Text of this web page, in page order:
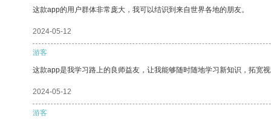
这款app的用户群体非常庞大，我可以结识到来自世界各地的朋友。
2024-05-12
游客
这款app是我学习路上的良师益友，让我能够随时随地学习新知识，拓宽
2024-05-12
游客